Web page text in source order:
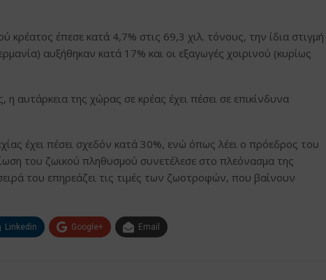
κρέατος έπεσε κατά 4,7% στις 69,3 χιλ. τόνους, την ίδια στιγμή
αυξήθηκαν κατά 17% και οι εξαγωγές χοιρινού (κυρίως
αυτάρκεια της χώρας σε κρέας έχει πέσει σε επικίνδυνα
έχει πέσει σχεδόν κατά 30%, ενώ όπως λέει ο πρόεδρος του
του ζωικού πληθυσμού συνετέλεσε στο πλεόνασμα της
του επηρεάζει τις τιμές των ζωοτροφών, που βαίνουν
Linkedin Google+ Email